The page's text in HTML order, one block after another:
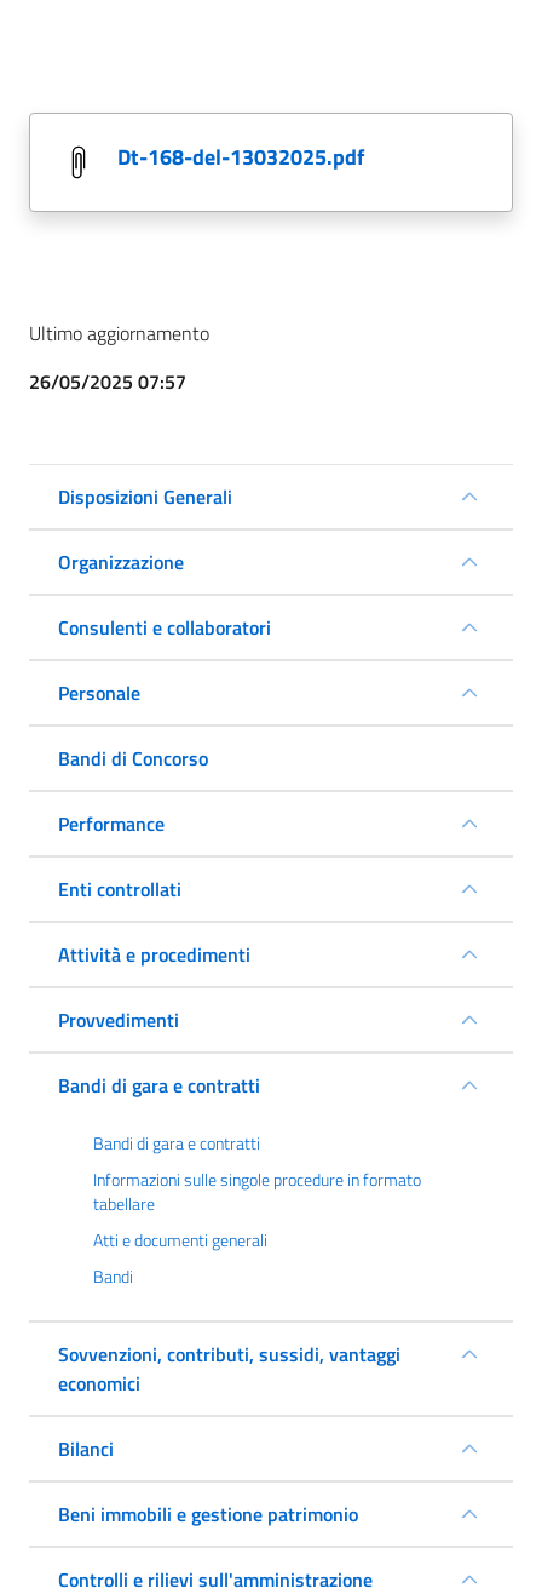
dt-168-del-13032025.pdf
Ultimo aggiornamento
26/05/2025 07:57
Disposizioni Generali
Organizzazione
Consulenti e collaboratori
Personale
Bandi di Concorso
Performance
Enti controllati
Attività e procedimenti
Provvedimenti
Bandi di gara e contratti
Bandi di gara e contratti
Informazioni sulle singole procedure in formato
tabellare
Atti e documenti generali
Bandi
Sovvenzioni, contributi, sussidi, vantaggi
economici
Bilanci
Beni immobili e gestione patrimonio
Controlli e rilievi sull'amministrazione